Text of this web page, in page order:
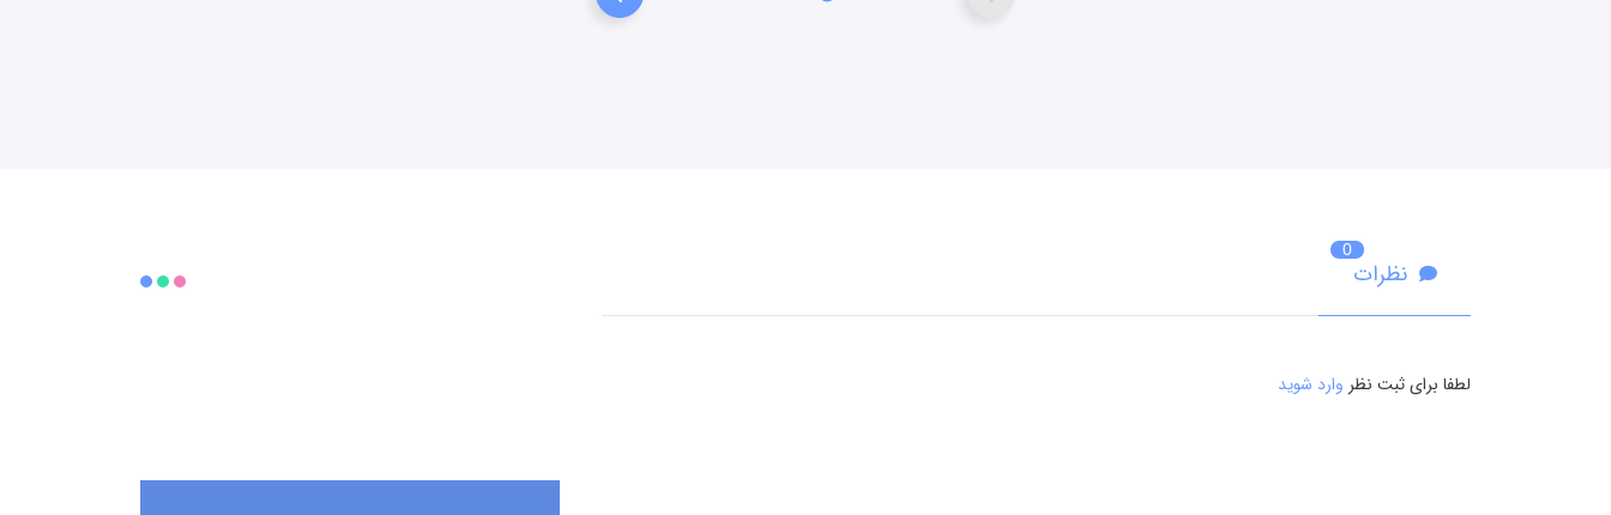
نظرات
0
لطفا برای ثبت نظر وارد شوید